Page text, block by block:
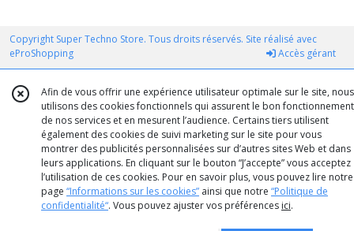
Copyright Super Techno Store. Tous droits réservés. Site réalisé avec
eProShopping
Accès gérant
Afin de vous offrir une expérience utilisateur optimale sur le site, nous
utilisons des cookies fonctionnels qui assurent le bon fonctionnement
de nos services et en mesurent l’audience. Certains tiers utilisent
également des cookies de suivi marketing sur le site pour vous
montrer des publicités personnalisées sur d’autres sites Web et dans
leurs applications. En cliquant sur le bouton “J’accepte” vous acceptez
l’utilisation de ces cookies. Pour en savoir plus, vous pouvez lire notre
page “Informations sur les cookies” ainsi que notre “Politique de
confidentialité“. Vous pouvez ajuster vos préférences ici.